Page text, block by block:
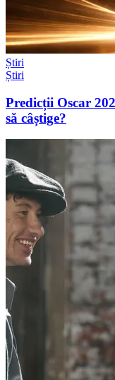
Știri
Știri
Predicții Oscar
să câștige?